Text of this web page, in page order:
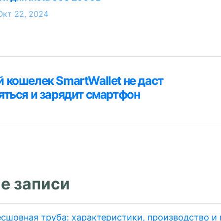
22, 2024
SmartWallet не даст
и зарядит смартфон
записи
труба: характеристики, производство